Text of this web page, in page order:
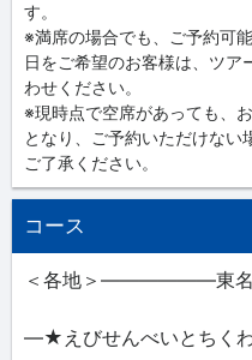
す。
※満席の場合でも、ご予約可
日をご希望のお客様は、ツア
わせください。
※現時点で空席があっても、
となり、ご予約いただけない
ご了承ください。
コース
＜各地＞――――――
―★えびせんべいとちく